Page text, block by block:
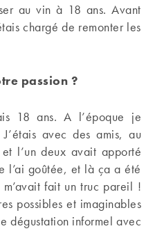
au vin à 18 ans. Avant
chargé de remonter les
passion ?
18 ans. A l’époque je
avec des amis, au
l’un deux avait apporté
l’ai goûtée, et là ça a été
fait un truc pareil !
possibles et imaginables
dégustation informel avec